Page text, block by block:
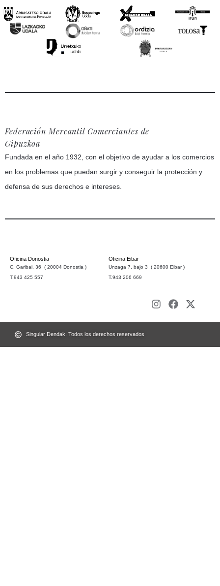
Federación Mercantil Comerciantes de
Gipuzkoa
Fundada en el año 1932, con el objetivo de ayudar a los comercios
en los problemas que puedan surgir y conseguir la protección y
defensa de sus derechos e intereses.
Oficina Donostia
C. Garibai, 36 ( 20004 Donostia )
T.943 425 557
Oficina Eibar
Unzaga 7, bajo 3 ( 20600 Eibar )
T.943 206 669
Singular Dendak. Todos los derechos reservados